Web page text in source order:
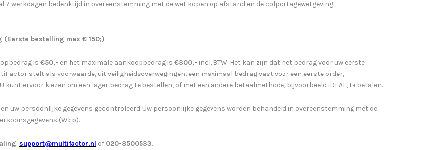
7 werkdagen bedenktijd in overeenstemming met de wet kopen op afstand en de colportagewetgeving
(Eerste bestelling max € 150;)
is €50,- en het maximale aankoopbedrag is €300,- incl. BTW. Het kan zijn dat het bedrag voor uw eerste
stelt als voorwaarde, uit veiligheidsoverwegingen, een maximaal bedrag vast voor een eerste order,
kunt ervoor kiezen om een lager bedrag te bestellen, of met een andere betaalmethode, bijvoorbeeld iDEAL, te betalen.
uw persoonlijke gegevens gecontroleerd. Uw persoonlijke gegevens worden behandeld in overeenstemming met de
(Wbp).
: support@multifactor.nl of 020-8500533.